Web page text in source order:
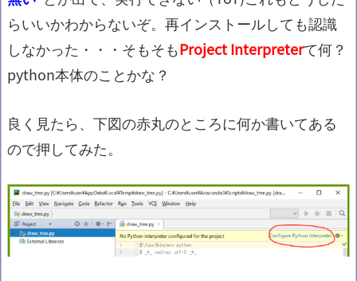
らいいかわからないぞ。再インストールしても認識
しなかった・・・そもそもProject Interpreterて何？
python本体のことかな？
良く見たら、下図の赤丸のところに何か書いてある
ので押してみた。